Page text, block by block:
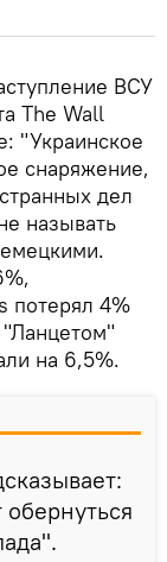
ВСУ
The Wall
"Украинское
снаряжение,
дел
называть
потерял 4%
на 6,5%.